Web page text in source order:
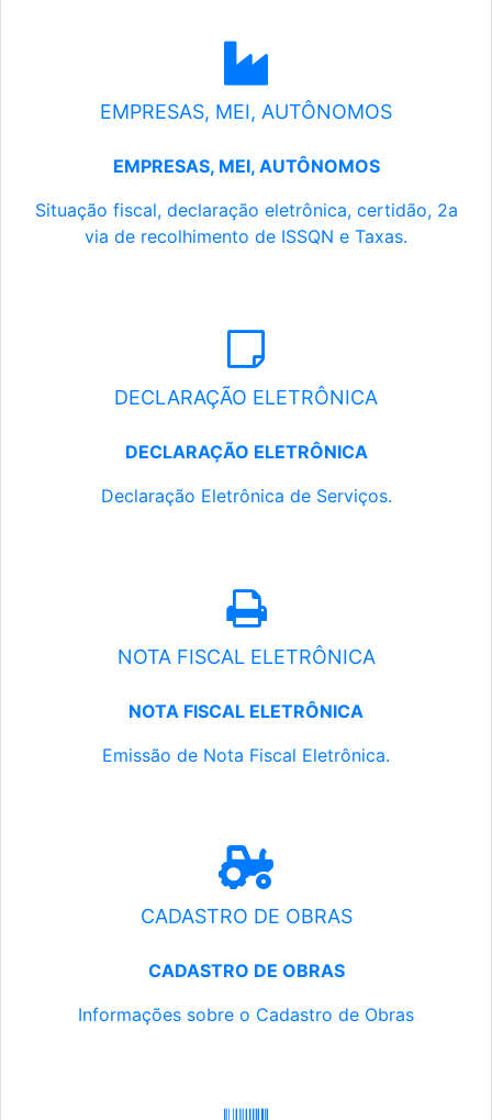
EMPRESAS, MEI, AUTÔNOMOS
EMPRESAS, MEI, AUTÔNOMOS
Situação fiscal, declaração eletrônica, certidão, 2a
via de recolhimento de ISSQN e Taxas.
DECLARAÇÃO ELETRÔNICA
DECLARAÇÃO ELETRÔNICA
Declaração Eletrônica de Serviços.
NOTA FISCAL ELETRÔNICA
NOTA FISCAL ELETRÔNICA
Emissão de Nota Fiscal Eletrônica.
CADASTRO DE OBRAS
CADASTRO DE OBRAS
Informações sobre o Cadastro de Obras